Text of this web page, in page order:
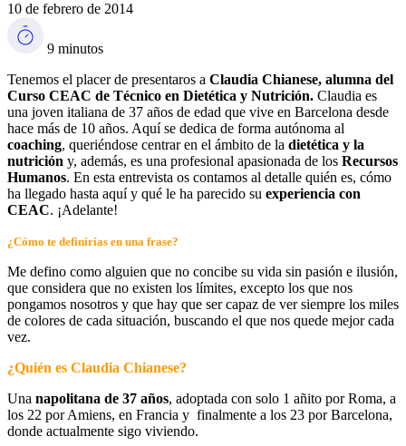
10 de febrero de 2014
9 minutos
Tenemos el placer de presentaros a Claudia Chianese, alumna del
Curso CEAC de Técnico en Dietética y Nutrición. Claudia es
una joven italiana de 37 años de edad que vive en Barcelona desde
hace más de 10 años. Aquí se dedica de forma autónoma al
coaching, queriéndose centrar en el ámbito de la dietética y la
nutrición y, además, es una profesional apasionada de los Recursos
Humanos. En esta entrevista os contamos al detalle quién es, cómo
ha llegado hasta aquí y qué le ha parecido su experiencia con
CEAC. ¡Adelante!
¿Cómo te definirías en una frase?
Me defino como alguien que no concibe su vida sin pasión e ilusión,
que considera que no existen los límites, excepto los que nos
pongamos nosotros y que hay que ser capaz de ver siempre los miles
de colores de cada situación, buscando el que nos quede mejor cada
vez.
¿Quién es Claudia Chianese?
Una napolitana de 37 años, adoptada con solo 1 añito por Roma, a
los 22 por Amiens, en Francia y finalmente a los 23 por Barcelona,
donde actualmente sigo viviendo.